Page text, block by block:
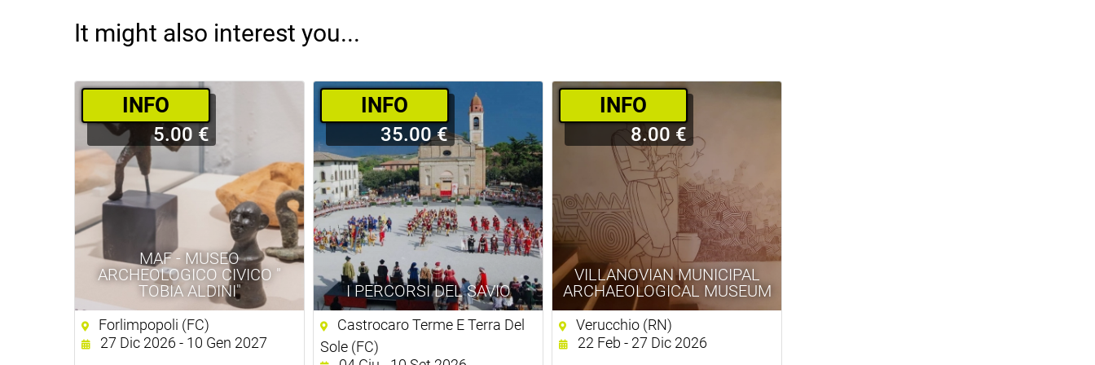
It might also interest you...
MAF - MUSEO
ARCHEOLOGICO CIVICO "
TOBIA ALDINI"
­INFO
5.00 €
Forlimpopoli (FC)
27 Dic 2026 - 10 Gen 2027
I PERCORSI DEL SAVIO
­INFO
35.00 €
Castrocaro Terme E Terra Del
Sole (FC)
VILLANOVIAN MUNICIPAL
ARCHAEOLOGICAL MUSEUM
­INFO
8.00 €
Verucchio (RN)
22 Feb - 27 Dic 2026